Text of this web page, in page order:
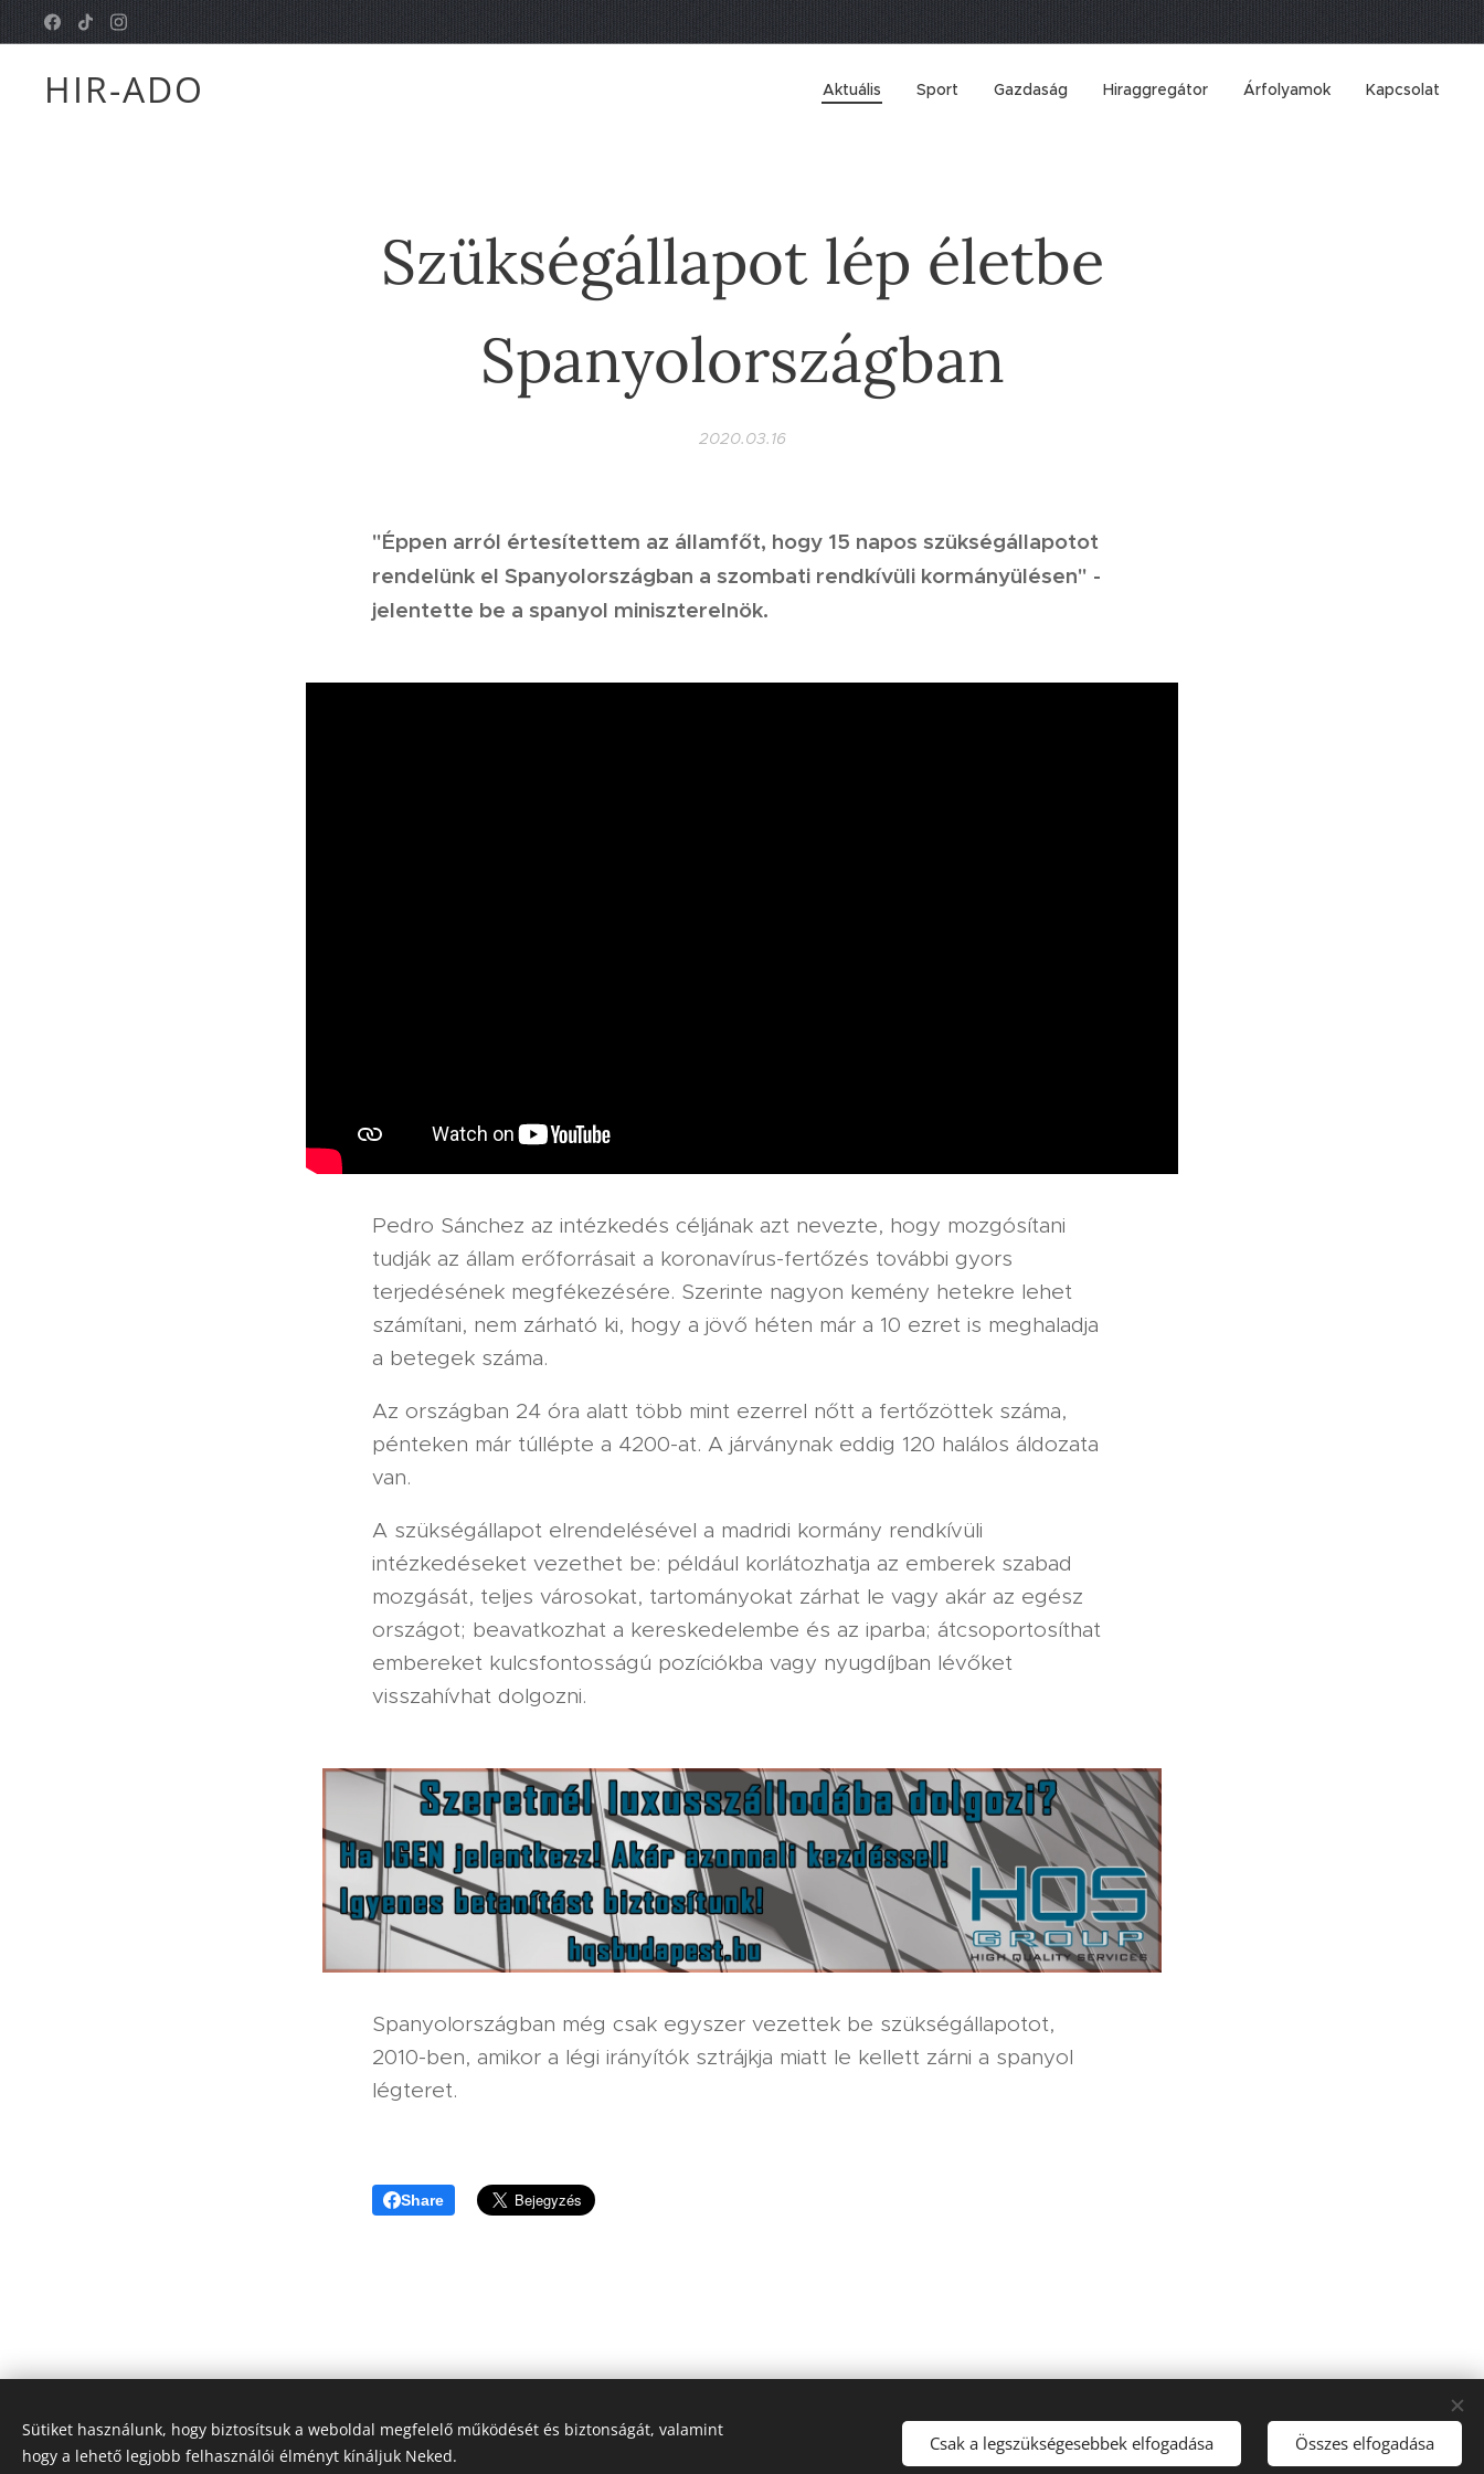
HIR-ADO Aktuális Sport Gazdaság Hiraggregátor Árfolyamok Kapcsolat
Szükségállapot lép életbe
Spanyolországban
2020.03.16
"Éppen arról értesítettem az államfőt, hogy 15 napos szükségállapotot
rendelünk el Spanyolországban a szombati rendkívüli kormányülésen" -
jelentette be a spanyol miniszterelnök.
Pedro Sánchez az intézkedés céljának azt nevezte, hogy mozgósítani
tudják az állam erőforrásait a koronavírus-fertőzés további gyors
terjedésének megfékezésére. Szerinte nagyon kemény hetekre lehet
számítani, nem zárható ki, hogy a jövő héten már a 10 ezret is meghaladja
a betegek száma.
Az országban 24 óra alatt több mint ezerrel nőtt a fertőzöttek száma,
pénteken már túllépte a 4200-at. A járványnak eddig 120 halálos áldozata
van.
A szükségállapot elrendelésével a madridi kormány rendkívüli
intézkedéseket vezethet be: például korlátozhatja az emberek szabad
mozgását, teljes városokat, tartományokat zárhat le vagy akár az egész
országot; beavatkozhat a kereskedelembe és az iparba; átcsoportosíthat
embereket kulcsfontosságú pozíciókba vagy nyugdíjban lévőket
visszahívhat dolgozni.
Spanyolországban még csak egyszer vezettek be szükségállapotot,
2010-ben, amikor a légi irányítók sztrájkja miatt le kellett zárni a spanyol
légteret.
Share
HIR-ADO 2025
Sütiket használunk, hogy biztosítsuk a weboldal megfelelő működését és biztonságát, valamint
hogy a lehető legjobb felhasználói élményt kínáljuk Neked.
Csak a legszükségesebbek elfogadása Összes elfogadása